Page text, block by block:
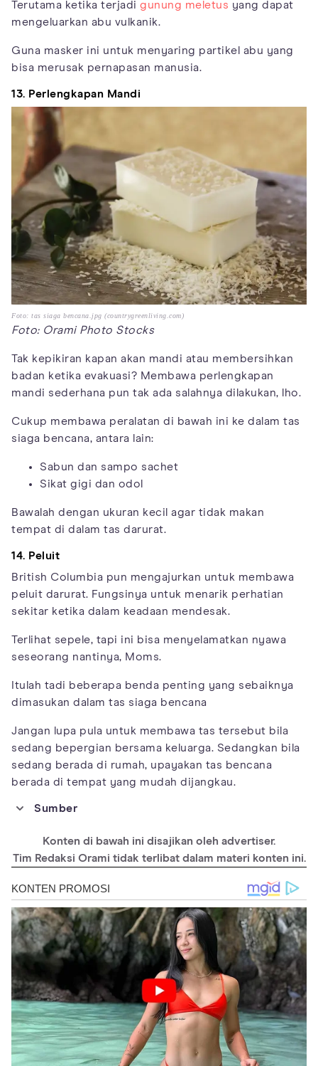
Terutama ketika terjadi gunung meletus yang dapat
mengeluarkan abu vulkanik.
Guna masker ini untuk menyaring partikel abu yang
bisa merusak pernapasan manusia.
13. Perlengkapan Mandi
Foto: tas siaga bencana.jpg (countrygreenliving.com)
Foto: Orami Photo Stocks
Tak kepikiran kapan akan mandi atau membersihkan
badan ketika evakuasi? Membawa perlengkapan
mandi sederhana pun tak ada salahnya dilakukan, lho.
Cukup membawa peralatan di bawah ini ke dalam tas
siaga bencana, antara lain:
Sabun dan sampo sachet
Sikat gigi dan odol
Bawalah dengan ukuran kecil agar tidak makan
tempat di dalam tas darurat.
14. Peluit
British Columbia pun mengajurkan untuk membawa
peluit darurat. Fungsinya untuk menarik perhatian
sekitar ketika dalam keadaan mendesak.
Terlihat sepele, tapi ini bisa menyelamatkan nyawa
seseorang nantinya, Moms.
Itulah tadi beberapa benda penting yang sebaiknya
dimasukan dalam tas siaga bencana
Jangan lupa pula untuk membawa tas tersebut bila
sedang bepergian bersama keluarga. Sedangkan bila
sedang berada di rumah, upayakan tas bencana
berada di tempat yang mudah dijangkau.
Sumber
emergencies/survival-kit-supplies.html
https://itjen.kemdikbud.go.id/webnew/covid19/tas-siaga-
bencana/
https://www2.gov.bc.ca/gov/content/safety/emergency-
management/preparedbc/build-an-emergency-kit-and-grab-
and-go-bag
Konten di bawah ini disajikan oleh advertiser.
Tim Redaksi Orami tidak terlibat dalam materi konten ini.